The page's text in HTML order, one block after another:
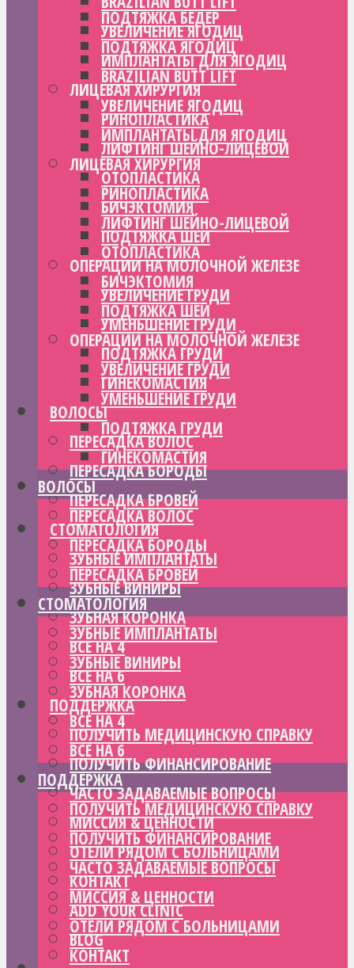
УВЕЛИЧЕНИЕ ЯГОДИЦ
ИМПЛАНТАТЫ ДЛЯ ЯГОДИЦ
ЛИЦЕВАЯ ХИРУРГИЯ
РИНОПЛАСТИКА
ЛИФТИНГ ШЕЙНО-ЛИЦЕВОЙ
ОТОПЛАСТИКА
БИЧЭКТОМИЯ
ПОДТЯЖКА ШЕИ
ОПЕРАЦИИ НА МОЛОЧНОЙ ЖЕЛЕЗЕ
УВЕЛИЧЕНИЕ ГРУДИ
УМЕНЬШЕНИЕ ГРУДИ
ПОДТЯЖКА ГРУДИ
ГИНЕКОМАСТИЯ
ВОЛОСЫ
ПЕРЕСАДКА ВОЛОС
ПЕРЕСАДКА БОРОДЫ
ПЕРЕСАДКА БРОВЕЙ
СТОМАТОЛОГИЯ
ЗУБНЫЕ ИМПЛАНТАТЫ
ЗУБНЫЕ ВИНИРЫ
ЗУБНАЯ КОРОНКА
ВСЕ НА 4
ВСЕ НА 6
ПОДДЕРЖКА
ПОЛУЧИТЬ МЕДИЦИНСКУЮ СПРАВКУ
ПОЛУЧИТЬ ФИНАНСИРОВАНИЕ
ЧАСТО ЗАДАВАЕМЫЕ ВОПРОСЫ
МИССИЯ & ЦЕННОСТИ
ОТЕЛИ РЯДОМ С БОЛЬНИЦАМИ
КОНТАКТ
ADD YOUR CLINIC
BLOG
ПОДТЯЖКА БЕДЕР
ПОДТЯЖКА ЯГОДИЦ
BRAZILIAN BUTT LIFT
УВЕЛИЧЕНИЕ ЯГОДИЦ
ИМПЛАНТАТЫ ДЛЯ ЯГОДИЦ
ЛИЦЕВАЯ ХИРУРГИЯ
РИНОПЛАСТИКА
ЛИФТИНГ ШЕЙНО-ЛИЦЕВОЙ
ОТОПЛАСТИКА
БИЧЭКТОМИЯ
ПОДТЯЖКА ШЕИ
ОПЕРАЦИИ НА МОЛОЧНОЙ ЖЕЛЕЗЕ
УВЕЛИЧЕНИЕ ГРУДИ
УМЕНЬШЕНИЕ ГРУДИ
ПОДТЯЖКА ГРУДИ
ГИНЕКОМАСТИЯ
ВОЛОСЫ
ПЕРЕСАДКА ВОЛОС
ПЕРЕСАДКА БОРОДЫ
ПЕРЕСАДКА БРОВЕЙ
СТОМАТОЛОГИЯ
ЗУБНЫЕ ИМПЛАНТАТЫ
ЗУБНЫЕ ВИНИРЫ
ЗУБНАЯ КОРОНКА
ВСЕ НА 4
ВСЕ НА 6
ПОДДЕРЖКА
ПОЛУЧИТЬ МЕДИЦИНСКУЮ СПРАВКУ
ПОЛУЧИТЬ ФИНАНСИРОВАНИЕ
ЧАСТО ЗАДАВАЕМЫЕ ВОПРОСЫ
МИССИЯ & ЦЕННОСТИ
ОТЕЛИ РЯДОМ С БОЛЬНИЦАМИ
КОНТАКТ